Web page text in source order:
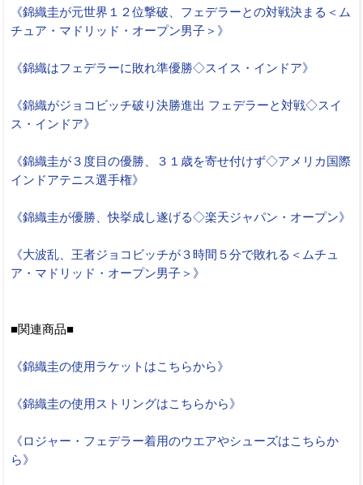
《錦織圭が元世界１２位撃破、フェデラーとの対戦決まる＜ム
チュア・マドリッド・オープン男子＞》
《錦織はフェデラーに敗れ準優勝◇スイス・インドア》
《錦織がジョコビッチ破り決勝進出 フェデラーと対戦◇スイ
ス・インドア》
《錦織圭が３度目の優勝、３１歳を寄せ付けず◇アメリカ国際
インドアテニス選手権》
《錦織圭が優勝、快挙成し遂げる◇楽天ジャパン・オープン》
《大波乱、王者ジョコビッチが３時間５分で敗れる＜ムチュ
ア・マドリッド・オープン男子＞》
■関連商品■
《錦織圭の使用ラケットはこちらから》
《錦織圭の使用ストリングはこちらから》
《ロジャー・フェデラー着用のウエアやシューズはこちらか
ら》